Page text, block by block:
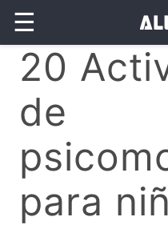
☰
20
de
para